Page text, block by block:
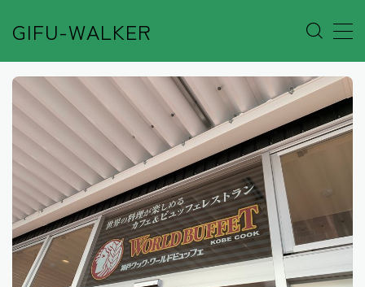
GIFU-WALKER
MENU
Author’s Voice
Café&Rest.
Event
Go out